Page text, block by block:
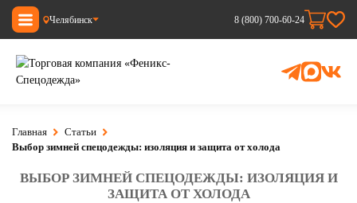
Челябинск 8 (800) 700-60-24
Главная
Статьи
Выбор зимней спецодежды: изоляция и защита от холода
ВЫБОР ЗИМНЕЙ СПЕЦОДЕЖДЫ: ИЗОЛЯЦИЯ И
ЗАЩИТА ОТ ХОЛОДА